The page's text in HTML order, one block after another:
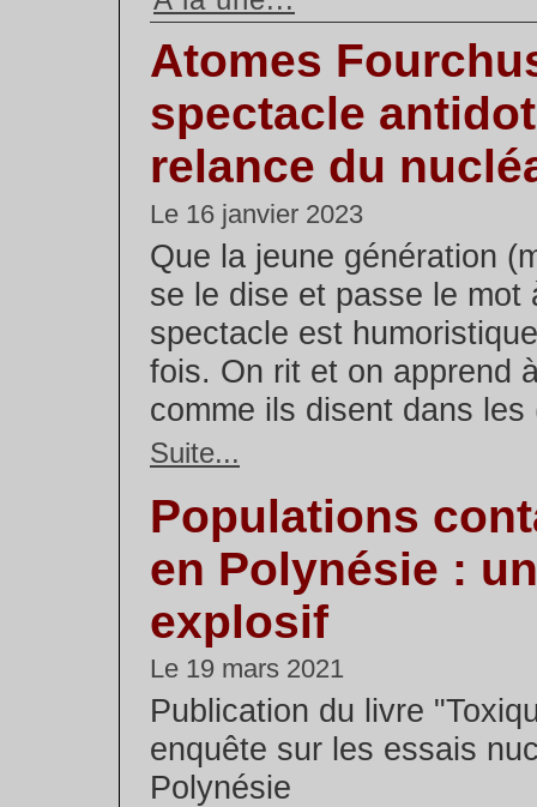
Atomes
spectacle
relance du
Le 16 janvier 2023
Que la jeune génération
se le dise et passe le mot
spectacle est
fois. On rit et on apprend
comme ils disent dans les
Suite...
Populations
en Polynésie :
explosif
Le 19 mars 2021
Publication du livre
enquête sur les essais
Polynésie